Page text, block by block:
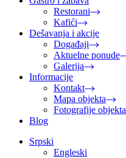
Restorani
Kafići
Dešavanja i akcije
Događaji
Aktuelne ponude
Galerija
Informacije
Kontakt
Mapa objekta
Fotografije objekta
Blog
Srpski
Engleski